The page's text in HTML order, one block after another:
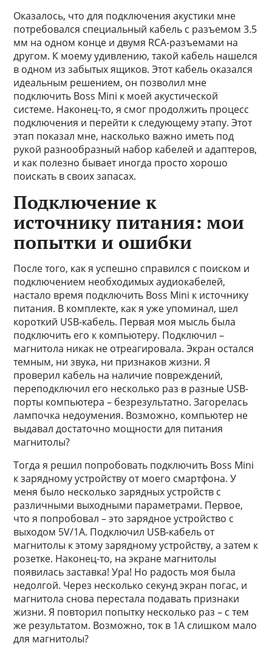
Оказалось, что для подключения акустики мне
потребовался специальный кабель с разъемом 3.5
мм на одном конце и двумя RCA-разъемами на
другом. К моему удивлению, такой кабель нашелся
в одном из забытых ящиков. Этот кабель оказался
идеальным решением, он позволил мне
подключить Boss Mini к моей акустической
системе. Наконец-то, я смог продолжить процесс
подключения и перейти к следующему этапу. Этот
этап показал мне, насколько важно иметь под
рукой разнообразный набор кабелей и адаптеров,
и как полезно бывает иногда просто хорошо
поискать в своих запасах.
Подключение к
источнику питания: мои
попытки и ошибки
После того, как я успешно справился с поиском и
подключением необходимых аудиокабелей,
настало время подключить Boss Mini к источнику
питания. В комплекте, как я уже упоминал, шел
короткий USB-кабель. Первая моя мысль была
подключить его к компьютеру. Подключил –
магнитола никак не отреагировала. Экран остался
темным, ни звука, ни признаков жизни. Я
проверил кабель на наличие повреждений,
переподключил его несколько раз в разные USB-
порты компьютера – безрезультатно. Загорелась
лампочка недоумения. Возможно, компьютер не
выдавал достаточно мощности для питания
магнитолы?
Тогда я решил попробовать подключить Boss Mini
к зарядному устройству от моего смартфона. У
меня было несколько зарядных устройств с
различными выходными параметрами. Первое,
что я попробовал – это зарядное устройство с
выходом 5V/1A. Подключил USB-кабель от
магнитолы к этому зарядному устройству, а затем к
розетке. Наконец-то, на экране магнитолы
появилась заставка! Ура! Но радость моя была
недолгой. Через несколько секунд экран погас, и
магнитола снова перестала подавать признаки
жизни. Я повторил попытку несколько раз – с тем
же результатом. Возможно, ток в 1А слишком мало
для магнитолы?